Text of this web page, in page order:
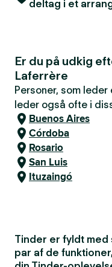
deltag i et
Er du på udkig
Laferrère
Personer, som
leder også ofte i
Buenos Aires
Córdoba
Rosario
San Luis
Ituzaingó
Tinder er fyldt
par af de